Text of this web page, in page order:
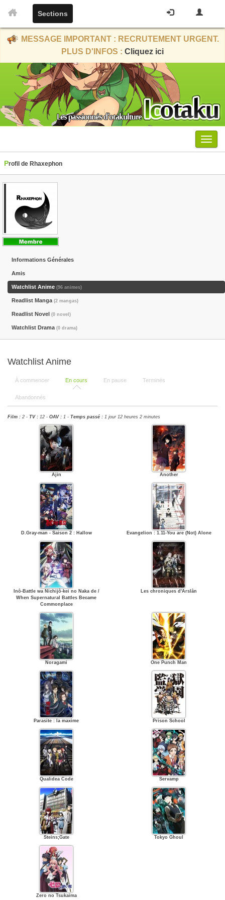
Sections
MESSAGE IMPORTANT : RECRUTEMENT URGENT.
PLUS D'INFOS : Cliquez ici
Menu
Profil de Rhaxephon
Informations Générales
Amis
Watchlist Anime (96 animes)
Readlist Manga (2 mangas)
Readlist Novel (0 novel)
Watchlist Drama (0 drama)
Watchlist Anime
À commencer En cours En pause Terminés
Abandonnés
Film : 2 - TV : 12 - OAV : 1 - Temps passé : 1 jour 12 heures 2 minutes
Ajin Another
D.Gray-man - Saison 2 : Hallow Evangelion : 1.11-You are (Not) Alone
Inô-Battle wa Nichijô-kei no Naka de /
When Supernatural Battles Became
Commonplace
Les chroniques d'Arslân
Noragami One Punch Man
Parasite : la maxime Prison School
Qualidea Code Servamp
Steins;Gate Tokyo Ghoul
Zero no Tsukaima